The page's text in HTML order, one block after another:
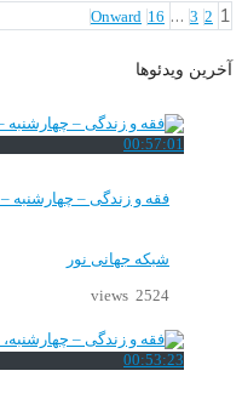
1
2
3
…
16
Onward
آخرین ویدئوها
00:57:01
فقه و زندگی – چهارشنبه – ۲۸ تیر ۱۴۰۲
شبکه جهانی نور
2524 views
00:53:23